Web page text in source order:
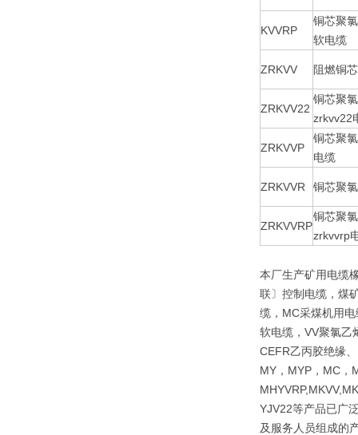
KVVRP
铜芯聚
软电缆
ZRKVV 阻燃铜
ZRKVV22
铜芯聚
zrkvv22
ZRKVVP
铜芯聚
电缆
ZRKVVR 铜芯聚
ZRKVVRP
铜芯聚
zrkvvrp
本厂生产矿用电缆
联〕控制电缆，煤
缆，MC采煤机用
软电缆，VV聚氯乙
CEFR乙丙胶绝缘
MY，MYP，MC，
YJV22等产品已广
及服务人员组成的